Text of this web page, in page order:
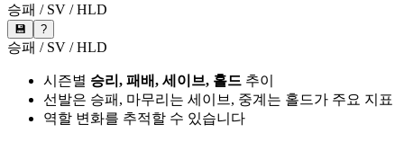
승패 / SV / HLD
💾 ?
승패 / SV / HLD
시즌별 승리, 패배, 세이브, 홀드 추이
선발은 승패, 마무리는 세이브, 중계는 홀드가 주요 지표
역할 변화를 추적할 수 있습니다